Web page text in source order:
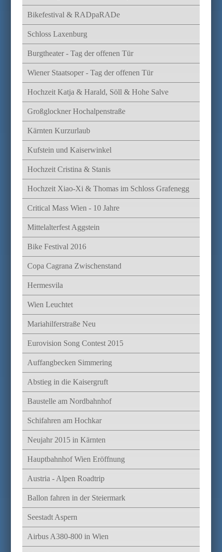
Bikefestival & RADpaRADe
Schloss Laxenburg
Burgtheater - Tag der offenen Tür
Wiener Staatsoper - Tag der offenen Tür
Hochzeit Katja & Harald, Söll & Hohe Salve
Großglockner Hochalpenstraße
Kärnten Kurzurlaub
Kufstein und Kaiserwinkel
Hochzeit Cristina & Stanis
Hochzeit Xiao-Xi & Thomas im Schloss Grafenegg
Critical Mass Wien - 10 Jahre
Mittelalterfest Aggstein
Bike Festival 2016
Copa Cagrana Zwischenstand
Hermesvila
Wien Leuchtet
Mariahilferstraße Neu
Eurovision Song Contest 2015
Auffangbecken Simmering
Abstieg in die Kaisergruft
Baustelle am Nordbahnhof
Schifahren am Hochkar
Neujahr 2015 in Kärnten
Hauptbahnhof Wien Eröffnung
Austria - Alpen Roadtrip
Ballon fahren in der Steiermark
Seestadt Aspern
Airbus A380-800 in Wien